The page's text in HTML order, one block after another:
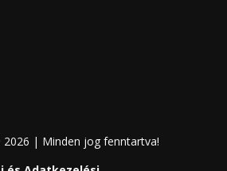
| Minden jog fenntartva!